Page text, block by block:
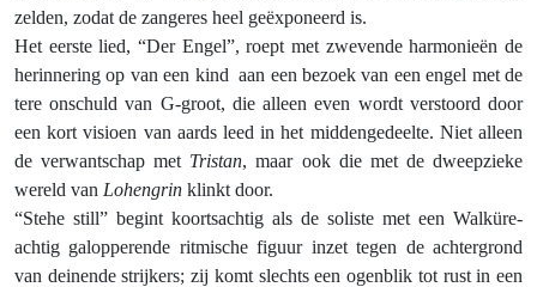
zelden, zodat de zangeres heel geëxponeerd is.
Het eerste lied, “Der Engel”, roept met zwevende harmonieën de
herinnering op van een kind aan een bezoek van een engel met de
tere onschuld van G-groot, die alleen even wordt verstoord door
een kort visioen van aards leed in het middengedeelte. Niet alleen
de verwantschap met Tristan, maar ook die met de dweepzieke
wereld van Lohengrin klinkt door.
“Stehe still” begint koortsachtig als de soliste met een Walküre-
achtig galopperende ritmische figuur inzet tegen de achtergrond
van deinende strijkers; zij komt slechts een ogenblik tot rust in een